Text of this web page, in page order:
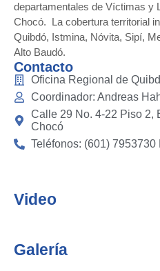
departamentales de Víctimas y
Chocó. La cobertura territorial
Quibdó, Istmina, Nóvita, Sipí,
Alto Baudó.
Contacto
Oficina Regional de
Coordinador: Andreas
Calle 29 No. 4-22 Piso 2,
Chocó
Teléfonos: (601) 7953730
Video
Galería